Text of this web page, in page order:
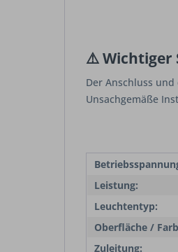
⚠️ Wichtiger
Der Anschluss
Unsachgemäße
Leistung:
Leuchtentyp:
Oberfläche /
Zuleitung: